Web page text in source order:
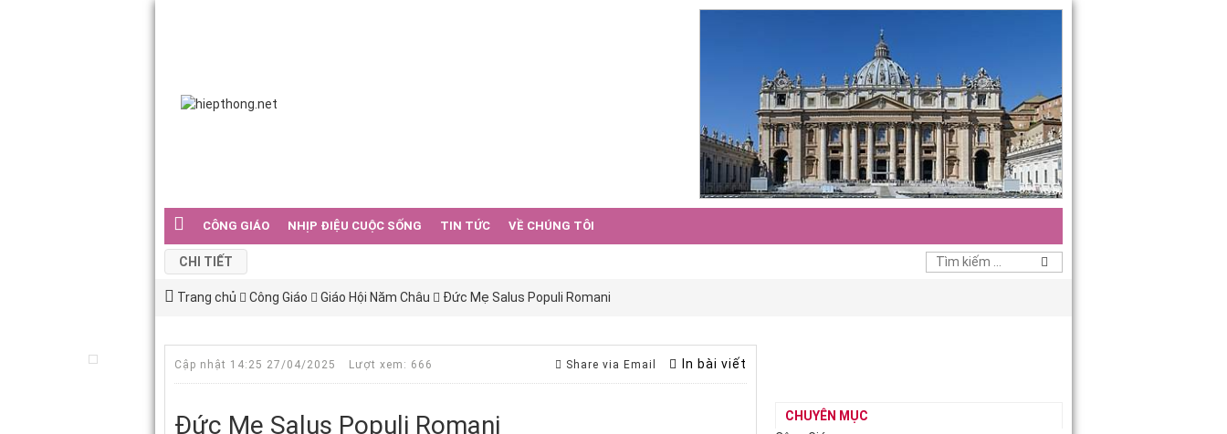
CÔNG GIÁO NHỊP ĐIỆU CUỘC SỐNG TIN TỨC VỀ CHÚNG TÔI
CHI TIẾT
Trang chủ Công Giáo Giáo Hội Năm Châu Đức Mẹ Salus Populi Romani
Cập nhật 14:25 27/04/2025 Lượt xem: 666 Share via Email In bài viết
Đức Mẹ Salus Populi Romani
CHUYÊN MỤC